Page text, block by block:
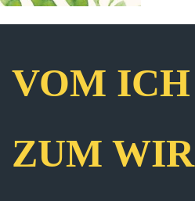
VOM ICH
ZUM WIR